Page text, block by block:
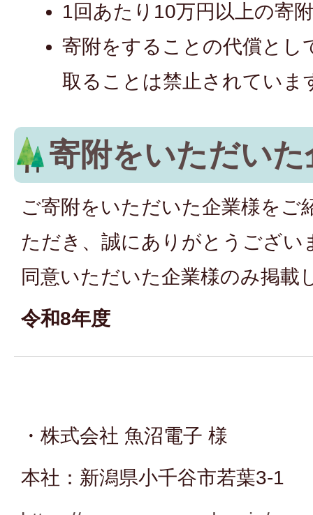
1回あたり10万円以上の寄
寄附をすることの代償とし
取ることは禁止されていま
寄附をいただい
ご寄附をいただいた企業様をご
ただき、誠にありがとうござい
同意いただいた企業様のみ掲載
令和8年度
・株式会社 魚沼電子 様
本社：新潟県小千谷市若葉3-1